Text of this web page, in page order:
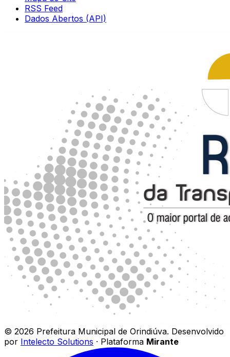
RSS Feed
Dados Abertos (API)
© 2026 Prefeitura Municipal de Orindiúva. Desenvolvido
por Intelecto Solutions · Plataforma Mirante